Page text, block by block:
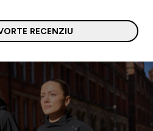
RECENZIU